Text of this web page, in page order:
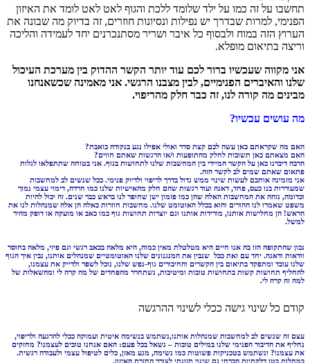
תחשבו על זה כמו על ילד שלומד ללכת והגוף לאט לאט לומד את האיזון
הפנימי, למרות שבדרך יש נפילות ונסיונות חוזרים, זה בדיוק מה שבונה את
הערוץ הזה במוח ולבסוף כל איבר ושריר מסתנכרנים יחד לעמידה והליכה
וריצה בתיאום מופלא.
אני מקווה שעכשיו ברור לכם עוד יותר הקשר ההדוק בין מערכת העיכול
שלנו והאיברים הפנימיים, לבין מצבנו הרגשי. אני מאמינה שכשאנחנו
מבינים מה קורה לנו, זה כבר חלק מהריפוי.
מה עושים עכשיו?
האם מה שקראתם כאן עשה לכם קצת סדר ואולי אפילו נגע בנקודה כואבת?
האם מצאתם כאן תשובות לחלק מהתופעות ו/או הרגשות שאתם חווים?
הרבה דיברנו כאן על הקשר המיידי בין המחשבות שלנו לתחושות בגוף. אני בטוחה שתתפלאו לגלות
פתאום שאתם שמים לב לקשר הזה.
אני מזמינה אותכם לעשות שינוי ממש גדול בדרך לריפוי ולדיוק פנימי. ככל שנשים לב למחשבות
שמעוררות בנו כעס, פחד, דאגה ועוד רגשות שהם חלק מהאישיות שלנו כמו חרדה, דימוי עצמי נמוך
וכדומה, נזהה את המחשבות האלה שהן כמו פזמון ישן שחופר לנו בראש כבר שנים. זה יכול להיות
משפט שאמרו לנו ההורים והוא בכלל האוטומט שלנו. מחשבות חוזרות כאלה הן אלה שמנהלות לנו את
הראש! הן מחלישות אותנו, מורידות אותנו וגם יוצרות תחושות גוף כמו כאב או מועקה או דופק מהיר
למשל.
נכון שהתקופה הזו בה אנו חיים היא מטלטלת מאין כמוה, היא מלאה בכאב רגשי וגם פיזי, מלאה בחוסר
וודאות ודאגה. יחד עם זאת ככל שנבין את המנגנונים שלנו האוטומטיים שמנהלים אותנו, נבין איך הגוף
שלנו עובד ומתפקד בתיאום בין הקשרים והחיבורים גוף-נפש שלנו, נוכל לשפר ולדייק את עצמנו,
להחליף תחושות קשות בתחושות טובות ומיטיבות, נשתחרר מהפחדים של מה קרה לי ומהשאלות של
למה זה קרה לי.
קודם כל שינוי גישה ככלי לשינוי ההרגשה
עצם זה שנשים לב למחשבות שמנהלות אותנו,נשתמש בנשימה איטית ועמוקה ככלי להרגעה ולריפוי,
נחליף את הדיבור הפנימי שלנו במילים טובות – נשאל בכל פעם: האם אנחנו טובים לעצמנו? מחזקים
את עצמנו? ונשתמש בטכניקות פשוטות כמו נשימה, מגע מאזן, כלים לטיפול עצמי ולעבודה רגשית.
במחלות בטן דלקתיות הכרחי גם שינוי תזונתי לצורך החזרת האיזון.